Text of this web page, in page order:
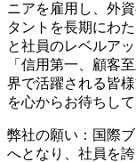
ニアを雇用し、外
タントを長期にわ
と社員のレベルア
「信用第一、顧客
界で活躍される皆
を心からお待ちして
弊社の願い：国際
へとなり、社員を